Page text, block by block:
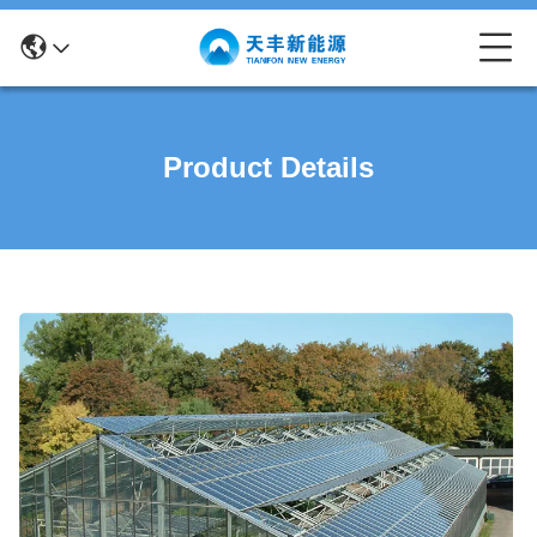
Product Details